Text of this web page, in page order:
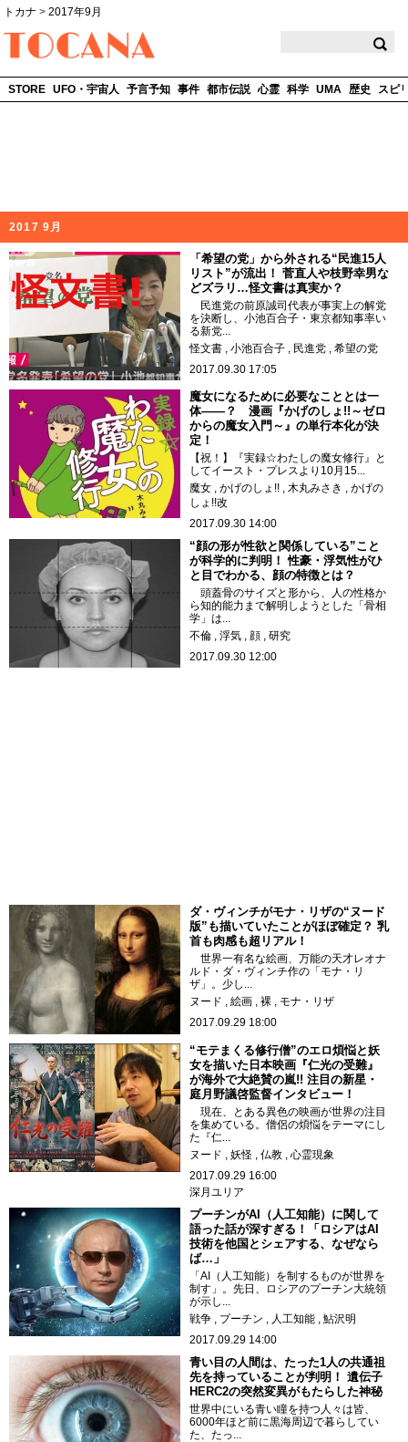
トカナ > 2017年9月
STORE UFO・宇宙人 予言予知 事件 都市伝説 心霊 科学 UMA 歴史 スピ
2017 9月
「希望の党」から外される“民進15人
リスト”が流出！ 菅直人や枝野幸男な
どズラリ…怪文書は真実か？
民進党の前原誠司代表が事実上の解党
を決断し、小池百合子・東京都知事率い
る新党...
怪文書
小池百合子 民進党
希望の党
2017.09.30 17:05
魔女になるために必要なこととは一
体——？ 漫画『かげのしょ!!～ゼロ
からの魔女入門～』の単行本化が決
定！
【祝！】『実録☆わたしの魔女修行』と
してイースト・プレスより10月15...
魔女
かげのしょ!! 木丸みさき
かげの
しょ!!改
2017.09.30 14:00
“顔の形が性欲と関係している”こと
が科学的に判明！ 性豪・浮気性がひ
と目でわかる、顔の特徴とは？
頭蓋骨のサイズと形から、人の性格か
ら知的能力まで解明しようとした「骨相
学」は...
不倫
浮気 顔
研究
2017.09.30 12:00
ダ・ヴィンチがモナ・リザの“ヌード
版”も描いていたことがほぼ確定？ 乳
首も肉感も超リアル！
世界一有名な絵画、万能の天才レオナ
ルド・ダ・ヴィンチ作の「モナ・リ
ザ」。少し...
ヌード
絵画 裸
モナ・リザ
2017.09.29 18:00
“モテまくる修行僧”のエロ煩悩と妖
女を描いた日本映画『仁光の受難』
が海外で大絶賛の嵐!! 注目の新星・
庭月野議啓監督インタビュー！
現在、とある異色の映画が世界の注目
を集めている。僧侶の煩悩をテーマにし
た『仁...
ヌード
妖怪 仏教
心霊現象
2017.09.29 16:00
深月ユリア
プーチンがAI（人工知能）に関して
語った話が深すぎる！「ロシアはAI
技術を他国とシェアする、なぜなら
ば…」
「AI（人工知能）を制するものが世界を
制す」。先日、ロシアのプーチン大統領
が示し...
戦争
プーチン 人工知能
鮎沢明
2017.09.29 14:00
青い目の人間は、たった1人の共通祖
先を持っていることが判明！ 遺伝子
HERC2の突然変異がもたらした神秘
世界中にいる青い瞳を持つ人々は皆、
6000年ほど前に黒海周辺で暮らしてい
た、たっ...